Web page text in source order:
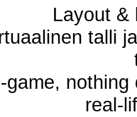
Layout &
talli
real-